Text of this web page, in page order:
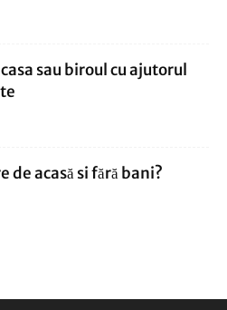
sau biroul cu ajutorul
de acasă si fără bani?